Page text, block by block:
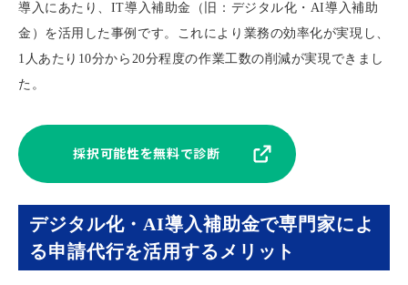
導入にあたり、IT導入補助金（旧：デジタル化・AI導入補助
金）を活用した事例です。これにより業務の効率化が実現し、
1人あたり10分から20分程度の作業工数の削減が実現できまし
た。
採択可能性を無料で診断
デジタル化・AI導入補助金で専門家によ
る申請代行を活用するメリット